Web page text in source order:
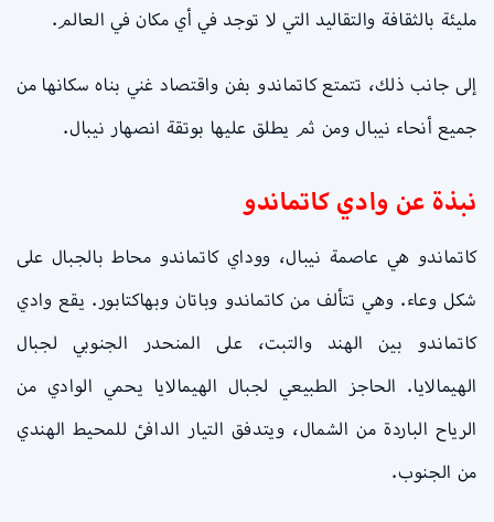
مليئة بالثقافة والتقاليد التي لا توجد في أي مكان في العالم.
إلى جانب ذلك، تتمتع كاتماندو بفن واقتصاد غني بناه سكانها من
جميع أنحاء نيبال ومن ثم يطلق عليها بوتقة انصهار نيبال.
نبذة عن وادي كاتماندو
كاتماندو هي عاصمة نيبال، ووداي كاتماندو محاط بالجبال على
شكل وعاء. وهي تتألف من كاتماندو وباتان وبهاكتابور. يقع وادي
كاتماندو بين الهند والتبت، على المنحدر الجنوبي لجبال
الهيمالايا. الحاجز الطبيعي لجبال الهيمالايا يحمي الوادي من
الرياح الباردة من الشمال، ويتدفق التيار الدافئ للمحيط الهندي
من الجنوب.